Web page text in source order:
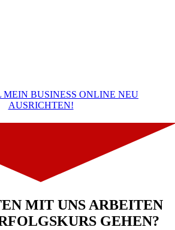
MEIN BUSINESS ONLINE NEU
AUSRICHTEN!
MIT UNS ARBEITEN
GEHEN?